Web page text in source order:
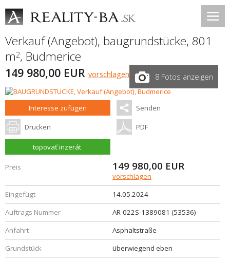
Verkauf (Angebot), baugrundstücke, 801
m2, Budmerice
149 980,00 EUR vorschlagen 8 Fotos anzeigen
Interesse zufügen Senden
Drucken PDF
topovať inzerát
Preis 149 980,00 EUR
vorschlagen
Eingefügt
14.05.2024
Auftrags Nummer
AR-022S-1389081 (53536)
Anfahrt
Asphaltstraße
Grundstück
überwiegend eben